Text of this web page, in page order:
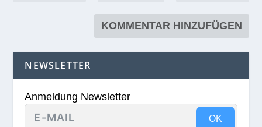
NEWSLETTER
Anmeldung Newsletter
OK